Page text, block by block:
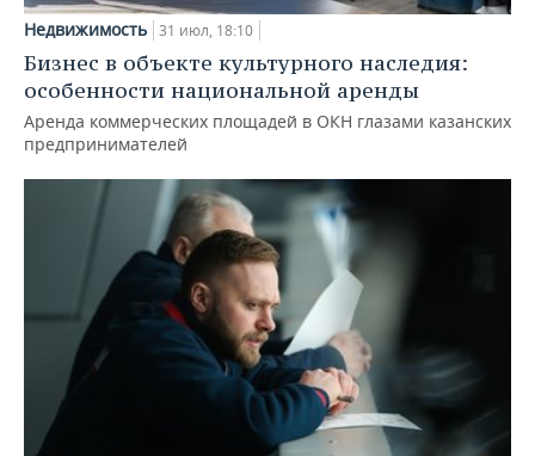
Недвижимость 31 июл, 18:10
Бизнес в объекте культурного наследия:
особенности национальной аренды
Аренда коммерческих площадей в ОКН глазами казанских
предпринимателей